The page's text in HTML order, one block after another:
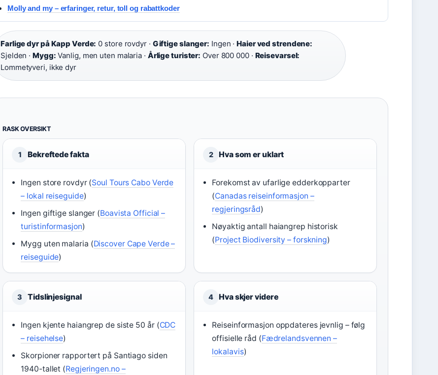
Molly and my – erfaringer, retur, toll og rabattkoder
Farlige dyr på Kapp Verde: 0 store rovdyr · Giftige slanger: Ingen ·Haier ved strendene:
Sjelden ·Mygg: Vanlig, men uten malaria · Årlige turister: Over 800 000 · Reisevarsel:
Lommetyveri, ikke dyr
RASK OVERSIKT
1 Bekreftede fakta
Ingen store rovdyr (Soul Tours Cabo Verde
– lokal reiseguide)
Ingen giftige slanger (Boavista Official –
turistinformasjon)
Mygg uten malaria (Discover Cape Verde –
reiseguide)
2 Hva som er uklart
Forekomst av ufarlige edderkopparter
(Canadas reiseinformasjon –
regjeringsråd)
Nøyaktig antall haiangrep historisk
(Project Biodiversity – forskning)
3 Tidslinjesignal
Ingen kjente haiangrep de siste 50 år (CDC
– reisehelse)
Skorpioner rapportert på Santiago siden
1940-tallet (Regjeringen.no –
4 Hva skjer videre
Reiseinformasjon oppdateres jevnlig – følg
offisielle råd (Fædrelandsvennen –
lokalavis)